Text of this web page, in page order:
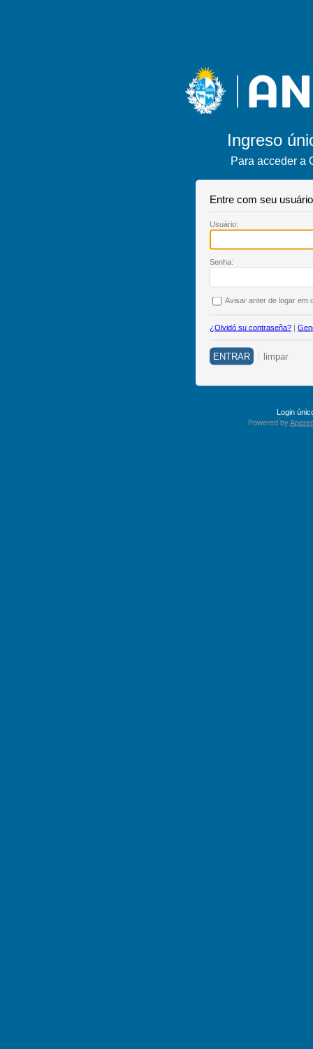
Ingreso
Para acceder a
Entre com seu
Usuário:
Senha:
Avisar anter de logar em
¿Olvidó su contraseña? |
Login
Powered by